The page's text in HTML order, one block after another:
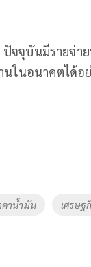
จุบันมีรายจ่า
นในอนาคตได้อ
คาน้ำมัน เศรษฐ